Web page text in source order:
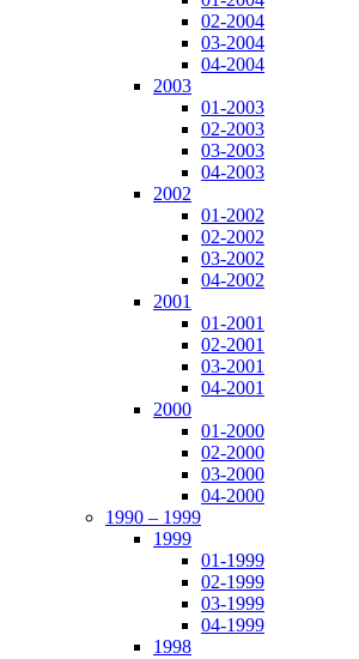
02-2004
03-2004
04-2004
2003
01-2003
02-2003
03-2003
04-2003
2002
01-2002
02-2002
03-2002
04-2002
2001
01-2001
02-2001
03-2001
04-2001
2000
01-2000
02-2000
03-2000
04-2000
1990 – 1999
1999
01-1999
02-1999
03-1999
04-1999
1998